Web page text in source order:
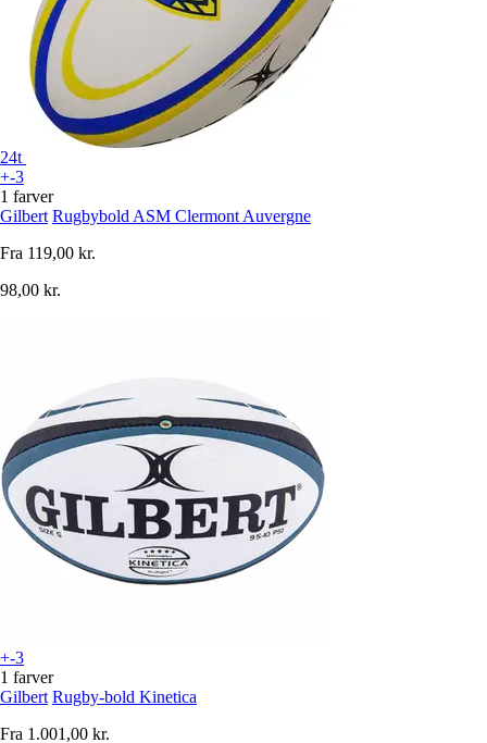
24t
+-3
1 farver
Gilbert Rugbybold ASM Clermont Auvergne
Fra 119,00 kr.
98,00 kr.
+-3
1 farver
Gilbert Rugby-bold Kinetica
Fra 1.001,00 kr.